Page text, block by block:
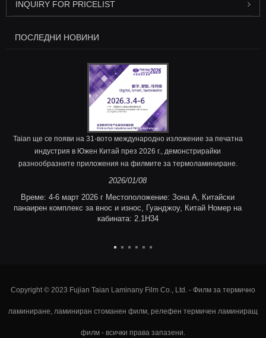
INQUIRY FOR PRICELIST
ПОСЛЕДНИ НОВИНИ
Taian ще се появи на 31-вото международно изложение за печатна
индустрия в Южен Китай през 2026 г., демонстрирайки
разнообразните приложения на филмите за термоламиниране.
2026/01/08
Време: 4-6 март 2026 г Местоположение: Зона A, Китайски
панаирен комплекс за внос и износ, Гуанджоу, Китай Номер на
кабината: 2.1H34
Copyright © 2023 Fujian Taian Laminany Film Co., Ltd. - Филм за термично
ламиниране, ламиниран стоманен филм, релефен термичен ламиниращ
филм - всички права запазени.